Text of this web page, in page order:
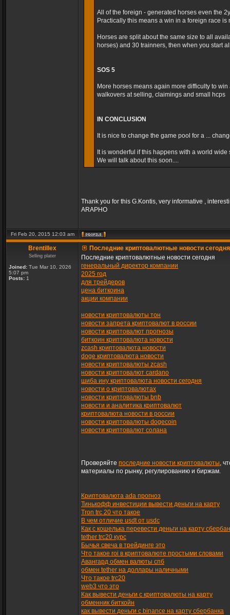
All of the foreign - generated horses even the
Practically this means a win in a foreign race is
Horses are split about the same size to all
horses) and 30 trainners, then when you start
SOS 5
More horses means again more difficulty to
walkovers at selling, claimings and small hcps
IN CONCLUSION
It is nice to change the game pool for a ...
It is wonderful if this happens with a world
We will talk about this soon....
Thank you for this G.Kontis, very informative ,
ARAPHO
Fri Feb 20, 2015 12:03 am
Brentillex
Selling plater
Joined: Tue Mar 10, 2026
5:07 pm
Posts: 1
Последние криптовалютные новости сегодня
Последние криптовалютные новости сегодня
генеральный директор компании
2025 год
для трейдеров
цена биткоина
акции компании
новости криптовалюты тон
новости запрета криптовалют в россии
новости криптовалют прогнозы
биткоин криптовалюта новости
zcash криптовалюта новости
doge криптовалюта новости
новости криптовалюты zcash
новости криптовалют cardano
шиба ину криптовалюта новости сегодня
новости о криптовалютах
новости криптовалюты bnb
новости и аналитика криптовалют
криптовалюта новости в россии
новости криптовалюты dogecoin
новости криптовалют солана
Проверяйте последние новости криптовалюты,
материалы по рынку, регулированию и биржам.
Криптовалюта ada прогноз
Тинькофф инвестиции вывести деньги на карту
Tron trc 20 что такое
В чем отличие usdt от usdc
Как с кошелька перевести деньги на карту
tether trc20 курс
Бычья свеча в трейдинге это
Что такое roi в криптовалюте простыми словами
Авангард обмен валюты спб
обмен tether на доллары наличными
Что такое trc20
web3 что это
Как вывести деньги с криптовалюты на карту
обменник биткойн
как вывести деньги с binance на карту сбербанка